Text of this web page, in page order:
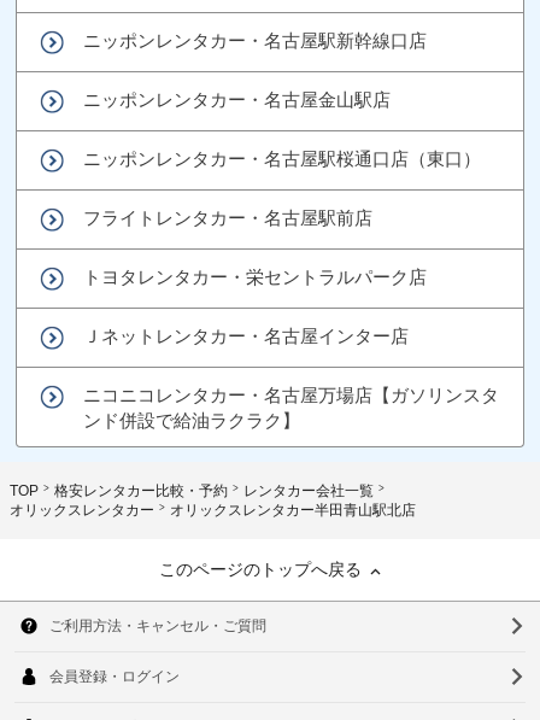
ニッポンレンタカー・名古屋駅新幹線口店
ニッポンレンタカー・名古屋金山駅店
ニッポンレンタカー・名古屋駅桜通口店（東口）
フライトレンタカー・名古屋駅前店
トヨタレンタカー・栄セントラルパーク店
Ｊネットレンタカー・名古屋インター店
ニコニコレンタカー・名古屋万場店【ガソリンスタ
ンド併設で給油ラクラク】
TOP 格安レンタカー比較・予約
レンタカー会社一覧
オリックスレンタカー
オリックスレンタカー半田青山駅北店
このページのトップへ戻る